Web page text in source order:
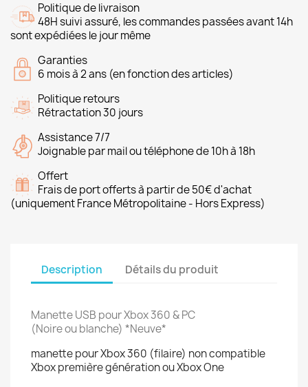
Politique de livraison
48H suivi assuré, les commandes passées avant 14h
sont expédiées le jour même
Garanties
6 mois à 2 ans (en fonction des articles)
Politique retours
Rétractation 30 jours
Assistance 7/7
Joignable par mail ou téléphone de 10h à 18h
Offert
Frais de port offerts à partir de 50€ d'achat
(uniquement France Métropolitaine - Hors Express)
Description Détails du produit
Manette USB pour Xbox 360 & PC
(Noire ou blanche) *Neuve*
manette pour Xbox 360 (filaire) non compatible
Xbox première génération ou Xbox One